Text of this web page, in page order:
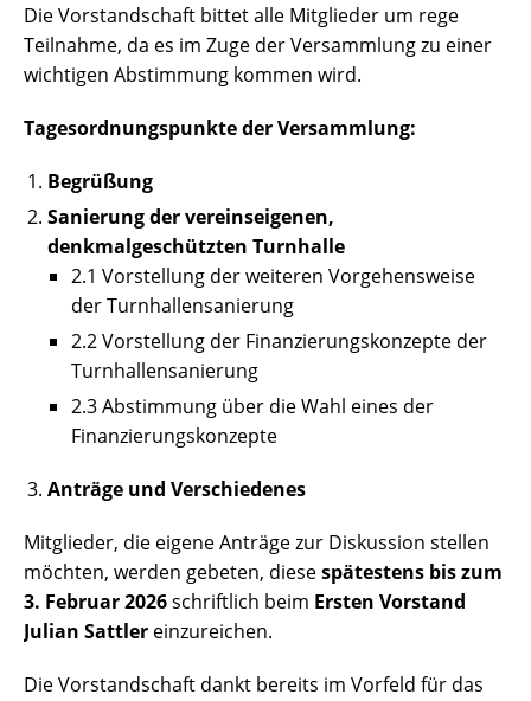
Die Vorstandschaft bittet alle Mitglieder um rege
Teilnahme, da es im Zuge der Versammlung zu einer
wichtigen Abstimmung kommen wird.
Tagesordnungspunkte der Versammlung:
Begrüßung
Sanierung der vereinseigenen,
denkmalgeschützten Turnhalle
2.1 Vorstellung der weiteren Vorgehensweise
der Turnhallensanierung
2.2 Vorstellung der Finanzierungskonzepte der
Turnhallensanierung
2.3 Abstimmung über die Wahl eines der
Finanzierungskonzepte
Anträge und Verschiedenes
Mitglieder, die eigene Anträge zur Diskussion stellen
möchten, werden gebeten, diesespätestens bis zum
3. Februar 2026schriftlich beim Ersten Vorstand
Julian Sattler einzureichen.
Die Vorstandschaft dankt bereits im Vorfeld für das